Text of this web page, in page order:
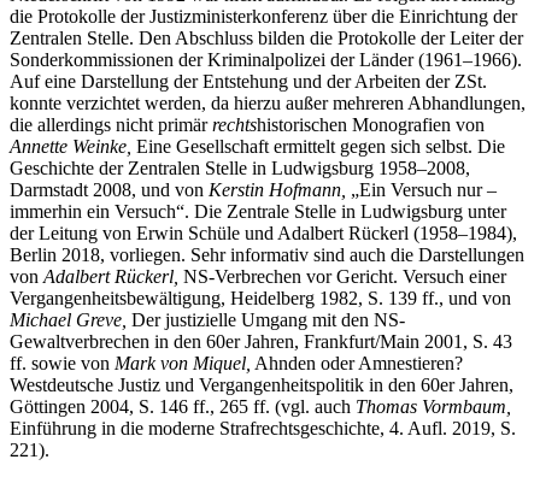
Niederschrift von 1992 war nicht auffindbar. Es folgen im Anhang
die Protokolle der Justizministerkonferenz über die Einrichtung der
Zentralen Stelle. Den Abschluss bilden die Protokolle der Leiter der
Sonderkommissionen der Kriminalpolizei der Länder (1961–1966).
Auf eine Darstellung der Entstehung und der Arbeiten der ZSt.
konnte verzichtet werden, da hierzu außer mehreren Abhandlungen,
die allerdings nicht primärrechtshistorischen Monografien von
Annette Weinke,Eine Gesellschaft ermittelt gegen sich selbst. Die
Geschichte der Zentralen Stelle in Ludwigsburg 1958–2008,
Darmstadt 2008, und vonKerstin Hofmann,„Ein Versuch nur –
immerhin ein Versuch“. Die Zentrale Stelle in Ludwigsburg unter
der Leitung von Erwin Schüle und Adalbert Rückerl (1958–1984),
Berlin 2018, vorliegen. Sehr informativ sind auch die Darstellungen
vonAdalbert Rückerl,NS-Verbrechen vor Gericht. Versuch einer
Vergangenheitsbewältigung, Heidelberg 1982, S. 139 ff., und von
Michael Greve,Der justizielle Umgang mit den NS-
Gewaltverbrechen in den 60er Jahren, Frankfurt/Main 2001, S. 43
ff. sowie von Mark von Miquel,Ahnden oder Amnestieren?
Westdeutsche Justiz und Vergangenheitspolitik in den 60er Jahren,
Göttingen 2004, S. 146 ff., 265 ff. (vgl. auchThomas Vormbaum,
Einführung in die moderne Strafrechtsgeschichte, 4. Aufl. 2019, S.